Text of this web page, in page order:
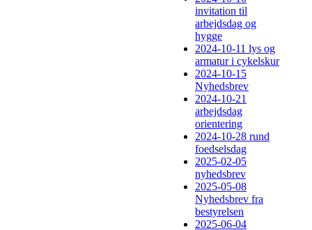
invitation til
arbejdsdag og
hygge
2024-10-11 lys og
armatur i cykelskur
2024-10-15
Nyhedsbrev
2024-10-21
arbejdsdag
orientering
2024-10-28 rund
foedselsdag
2025-02-05
nyhedsbrev
2025-05-08
Nyhedsbrev fra
bestyrelsen
2025-06-04